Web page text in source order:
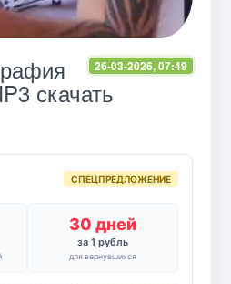
26-03-2026, 07:49
скачать
СПЕЦПРЕДЛОЖЕНИЕ
30 дней
за 1 рубль
для вернувшихся